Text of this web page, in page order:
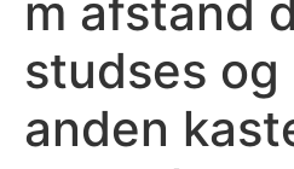
m afstand
studses og
anden